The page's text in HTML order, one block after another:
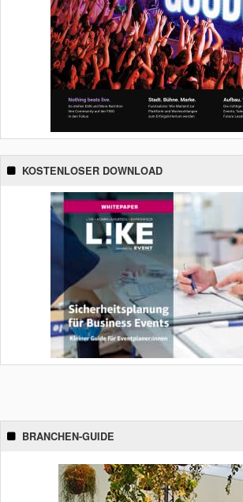
KOSTENLOSER DOWNLOAD
BRANCHEN-GUIDE